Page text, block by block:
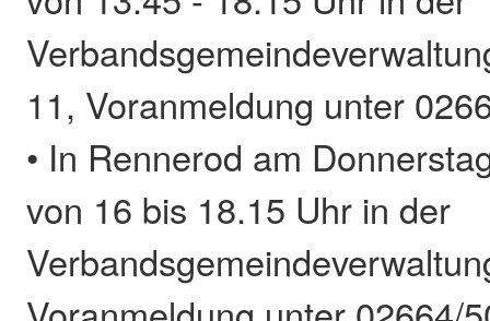
11, Voranmeldung unter
• In Rennerod am
von 16 bis 18.15 Uhr in der